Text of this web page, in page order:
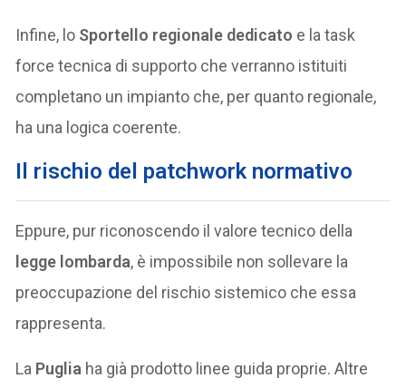
Infine, lo Sportello regionale dedicato e la task
force tecnica di supporto che verranno istituiti
completano un impianto che, per quanto regionale,
ha una logica coerente.
Il rischio del patchwork normativo
Eppure, pur riconoscendo il valore tecnico della
legge lombarda, è impossibile non sollevare la
preoccupazione del rischio sistemico che essa
rappresenta.
La Puglia ha già prodotto linee guida proprie. Altre